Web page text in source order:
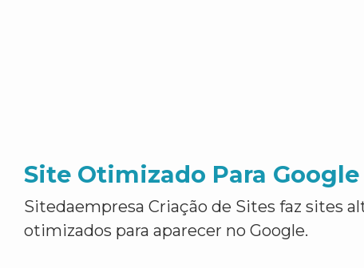
Site Otimizado Para Google
Sitedaempresa Criação de Sites faz sites
otimizados para aparecer no Google.